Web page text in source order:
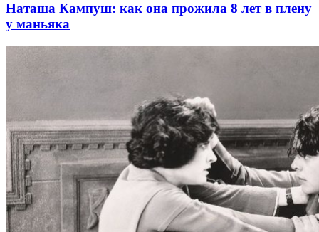
Наташа Кампуш: как она прожила 8 лет в плену
у маньяка